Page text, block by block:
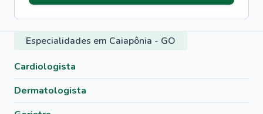
Especialidades em Caiapônia - GO
Cardiologista
Dermatologista